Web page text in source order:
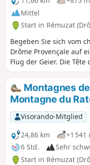
Mittel
Start in Rémuzat
Begeben Sie sich vom
Drôme Provençale auf
Flug der Geier. Die
Aussichtspunkt, um sie
der Täler Eygues und
Montagnes
Montagne du
Visorando-Mitglied
24,86 km
+1 541
6 Std.
Sehr
Start in Rémuzat